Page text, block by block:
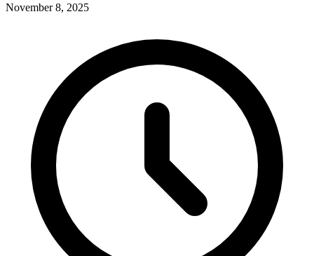
November 8, 2025